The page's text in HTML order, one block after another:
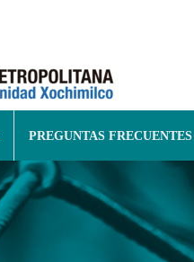
PREGUNTAS FRECUENTES